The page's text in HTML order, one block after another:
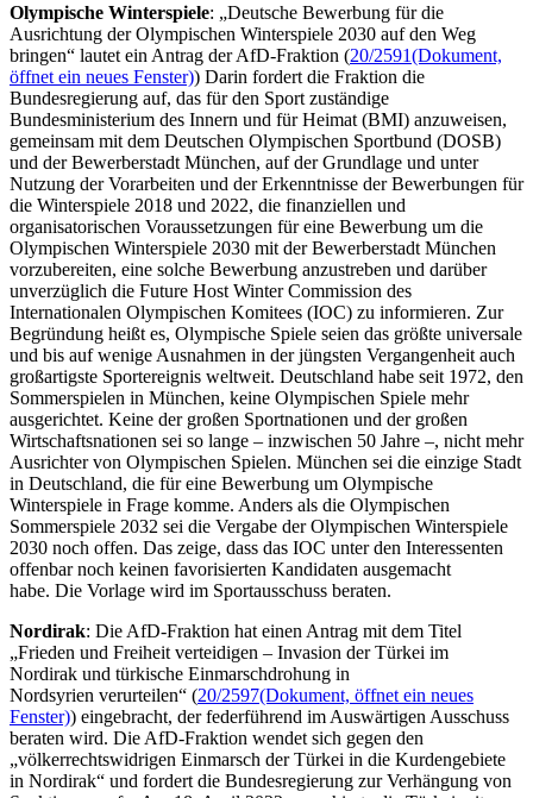
Olympische Winterspiele: „Deutsche Bewerbung für die
Ausrichtung der Olympischen Winterspiele 2030 auf den Weg
bringen“ lautet ein Antrag der AfD-Fraktion (20/2591(Dokument,
öffnet ein neues Fenster)) Darin fordert die Fraktion die
Bundesregierung auf, das für den Sport zuständige
Bundesministerium des Innern und für Heimat (BMI) anzuweisen,
gemeinsam mit dem Deutschen Olympischen Sportbund (DOSB)
und der Bewerberstadt München, auf der Grundlage und unter
Nutzung der Vorarbeiten und der Erkenntnisse der Bewerbungen für
die Winterspiele 2018 und 2022, die finanziellen und
organisatorischen Voraussetzungen für eine Bewerbung um die
Olympischen Winterspiele 2030 mit der Bewerberstadt München
vorzubereiten, eine solche Bewerbung anzustreben und darüber
unverzüglich die Future Host Winter Commission des
Internationalen Olympischen Komitees (IOC) zu informieren. Zur
Begründung heißt es, Olympische Spiele seien das größte universale
und bis auf wenige Ausnahmen in der jüngsten Vergangenheit auch
großartigste Sportereignis weltweit. Deutschland habe seit 1972, den
Sommerspielen in München, keine Olympischen Spiele mehr
ausgerichtet. Keine der großen Sportnationen und der großen
Wirtschaftsnationen sei so lange – inzwischen 50 Jahre –, nicht mehr
Ausrichter von Olympischen Spielen. München sei die einzige Stadt
in Deutschland, die für eine Bewerbung um Olympische
Winterspiele in Frage komme. Anders als die Olympischen
Sommerspiele 2032 sei die Vergabe der Olympischen Winterspiele
2030 noch offen. Das zeige, dass das IOC unter den Interessenten
offenbar noch keinen favorisierten Kandidaten ausgemacht
habe. Die Vorlage wird im Sportausschuss beraten.
Nordirak: Die AfD-Fraktion hat einen Antrag mit dem Titel
„Frieden und Freiheit verteidigen – Invasion der Türkei im
Nordirak und türkische Einmarschdrohung in
Nordsyrien verurteilen“ (20/2597(Dokument, öffnet ein neues
Fenster)) eingebracht, der federführend im Auswärtigen Ausschuss
beraten wird. Die AfD-Fraktion wendet sich gegen den
„völkerrechtswidrigen Einmarsch der Türkei in die Kurdengebiete
in Nordirak“ und fordert die Bundesregierung zur Verhängung von